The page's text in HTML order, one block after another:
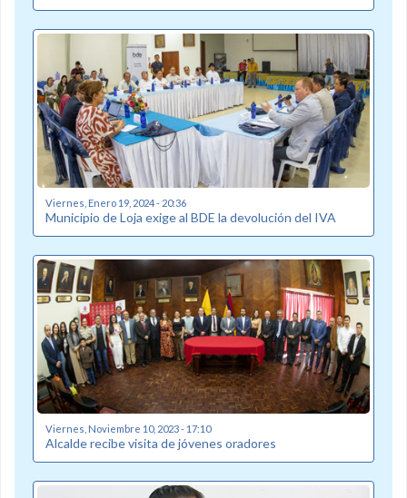
Viernes, Enero 19, 2024 - 20:36
Municipio de Loja exige al BDE la devolución del IVA
Viernes, Noviembre 10, 2023 - 17:10
Alcalde recibe visita de jóvenes oradores